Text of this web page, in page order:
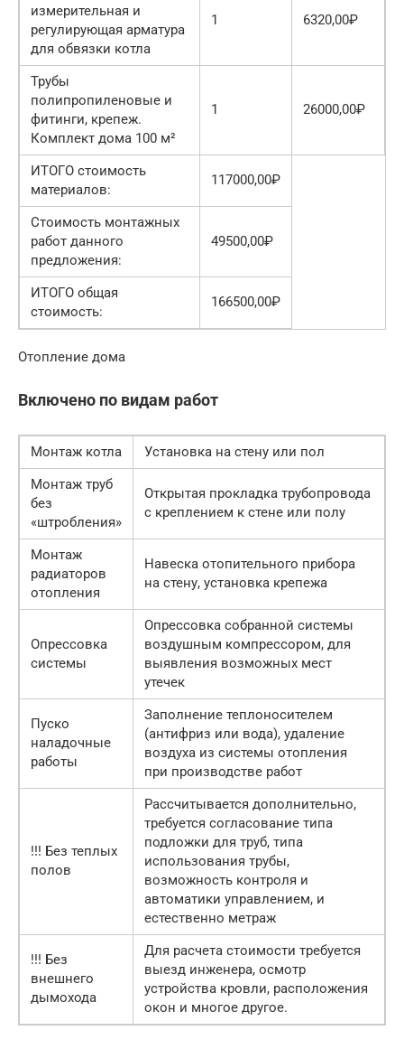
измерительная и
регулирующая арматура
для обвязки котла
1 6320,00₽
Трубы
полипропиленовые и
фитинги, крепеж.
Комплект дома 100 м²
1 26000,00₽
ИТОГО стоимость
материалов:
117000,00₽
Стоимость монтажных
работ данного
предложения:
49500,00₽
ИТОГО общая
стоимость:
166500,00₽
Отопление дома
Включено по видам работ
Монтаж котла
Установка на стену или пол
Монтаж труб
без
«штробления»
Открытая прокладка трубопровода
с креплением к стене или полу
Монтаж
радиаторов
отопления
Навеска отопительного прибора
на стену, установка крепежа
Опрессовка
системы
Опрессовка собранной системы
воздушным компрессором, для
выявления возможных мест
утечек
Пуско
наладочные
работы
Заполнение теплоносителем
(антифриз или вода), удаление
воздуха из системы отопления
при производстве работ
!!! Без теплых
полов
Рассчитывается дополнительно,
требуется согласование типа
подложки для труб, типа
использования трубы,
возможность контроля и
автоматики управлением, и
естественно метраж
!!! Без
внешнего
дымохода
Для расчета стоимости требуется
выезд инженера, осмотр
устройства кровли, расположения
окон и многое другое.